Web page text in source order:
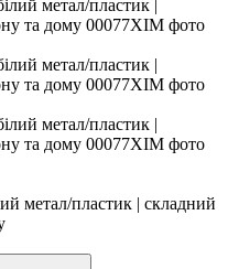
метал/пластик | складний